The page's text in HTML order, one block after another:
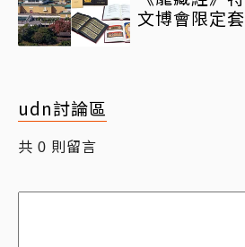
文博會限定
網驚：貧窮
udn討論區
共 0 則留言